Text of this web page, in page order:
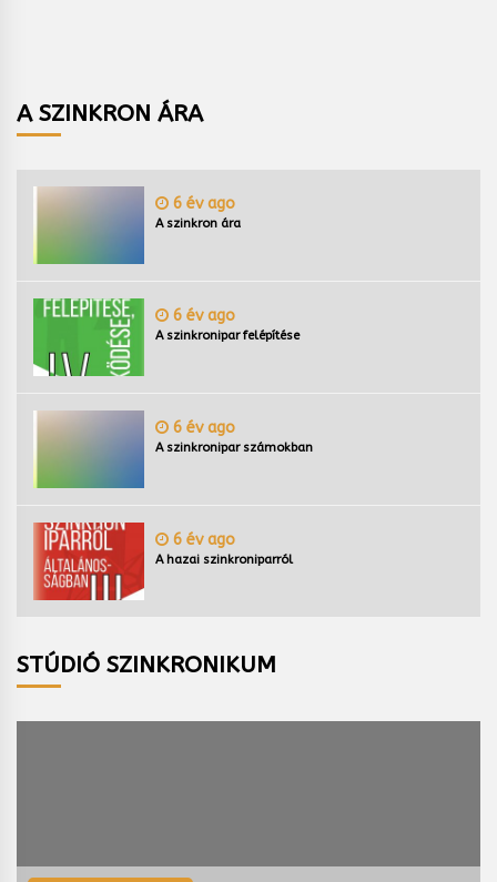
A SZINKRON ÁRA
6 év ago
A szinkron ára
6 év ago
A szinkronipar felépítése
6 év ago
A szinkronipar számokban
6 év ago
A hazai szinkroniparról
STÚDIÓ SZINKRONIKUM